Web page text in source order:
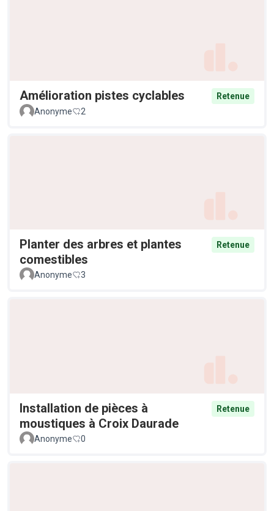
Amélioration pistes cyclables
Retenue
Anonyme
2
Planter des arbres et plantes
comestibles
Retenue
Anonyme 3
Installation de pièces à
moustiques à Croix Daurade
Retenue
Anonyme 0